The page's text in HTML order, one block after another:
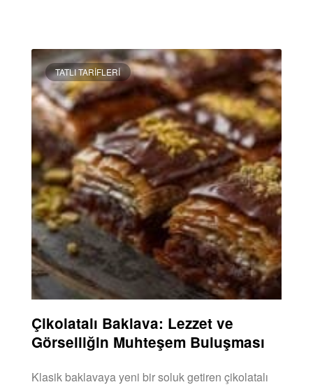
TATLI TARIFLERI
Çikolatalı Baklava: Lezzet ve
Görselliğin Muhteşem Buluşması
Klasik baklavaya yeni bir soluk getiren çikolatalı